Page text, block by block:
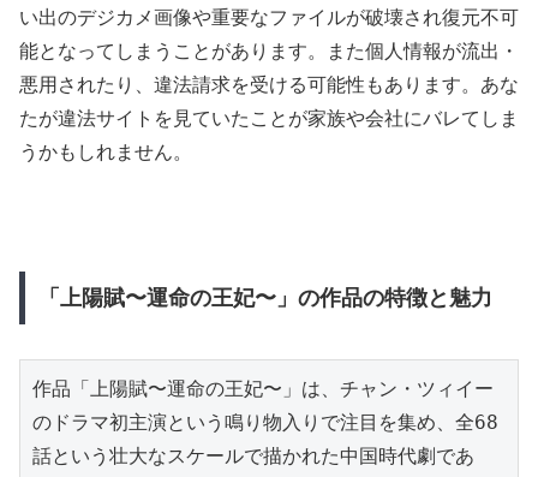
い出のデジカメ画像や重要なファイルが破壊され復元不可
能となってしまうことがあります。また個人情報が流出・
悪用されたり、違法請求を受ける可能性もあります。あな
たが違法サイトを見ていたことが家族や会社にバレてしま
うかもしれません。
「上陽賦〜運命の王妃〜」の作品の特徴と魅力
作品「上陽賦〜運命の王妃〜」は、チャン・ツィイー
のドラマ初主演という鳴り物入りで注目を集め、全68
話という壮大なスケールで描かれた中国時代劇であ